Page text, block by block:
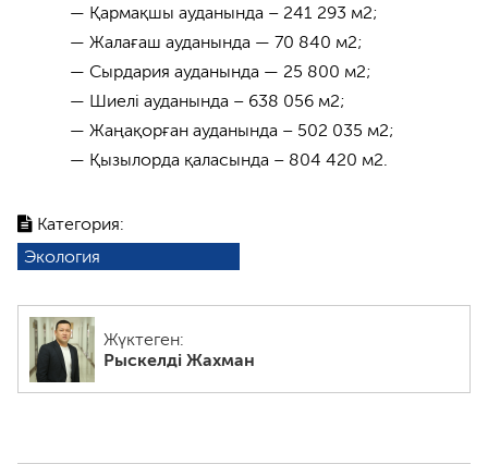
Категория:
Экология
Жүктеген:
Рыскелді Жахман
— Қармақшы ауданында – 241 293 м2;
— Жалағаш ауданында — 70 840 м2;
— Сырдария ауданында — 25 800 м2;
— Шиелі ауданында – 638 056 м2;
— Жаңақорған ауданында – 502 035 м2;
— Қызылорда қаласында – 804 420 м2.